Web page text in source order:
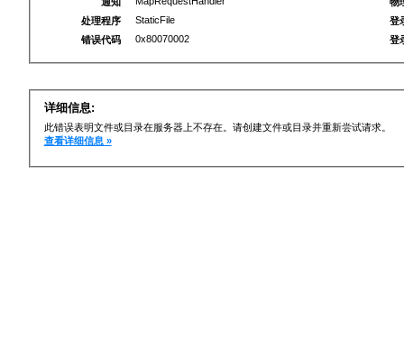
处理程序
StaticFile
错误代码
0x80070002
登
登
详细信息:
此错误表明文件或目录在服务器上不存在。请创建文件或目录并重新尝试请求。
查看详细信息 »